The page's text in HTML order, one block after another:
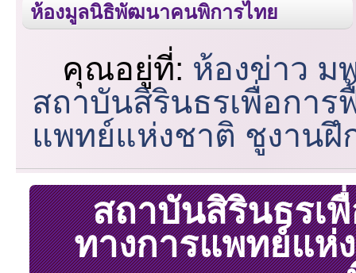
ห้องมูลนิธิพัฒนาคนพิการไทย
คุณอยู่ที่: ห้องข่าว ม
สถาบันสิรินธรเพื่อกา
แพทย์แห่งชาติ ชูงาน
สถาบันสิรินธรเ
ทางการแพทย์แห่